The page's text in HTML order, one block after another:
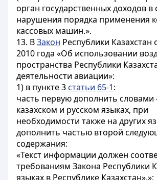
орган государственных доходов в
нарушения порядка применения
кассовых машин.».
13. ВЗакон Республики Казахстан
2010 года «Об использовании
пространства Республики
деятельности авиации»:
1) в пункте 3 статьи 65-1:
часть первую дополнить словами
казахском и русском языках, при
необходимости также на других
дополнить частью второй
содержания:
«Текст информации должен
требованиям Закона Республики
языках в Республике Казахстан».»;